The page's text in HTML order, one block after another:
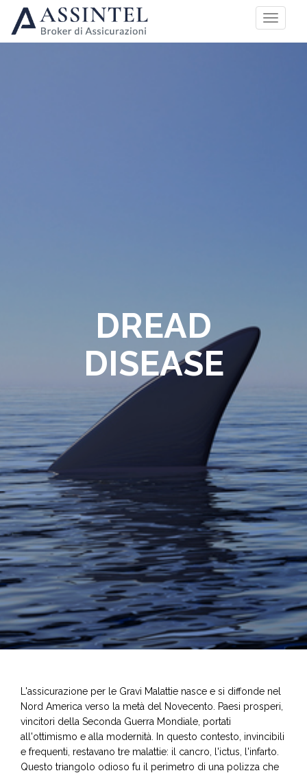
HOME PIANI DI COPERTURA
DREAD
DISEASE
L'assicurazione per le Gravi Malattie nasce e si diffonde nel
Nord America verso la metà del Novecento. Paesi prosperi,
vincitori della Seconda Guerra Mondiale, portati
all'ottimismo e alla modernità. In questo contesto, invincibili
e frequenti, restavano tre malattie: il cancro, l'ictus, l'infarto.
Questo triangolo odioso fu il perimetro di una polizza che